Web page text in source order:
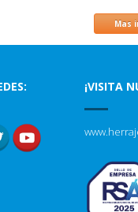
Mas
¡VISITA